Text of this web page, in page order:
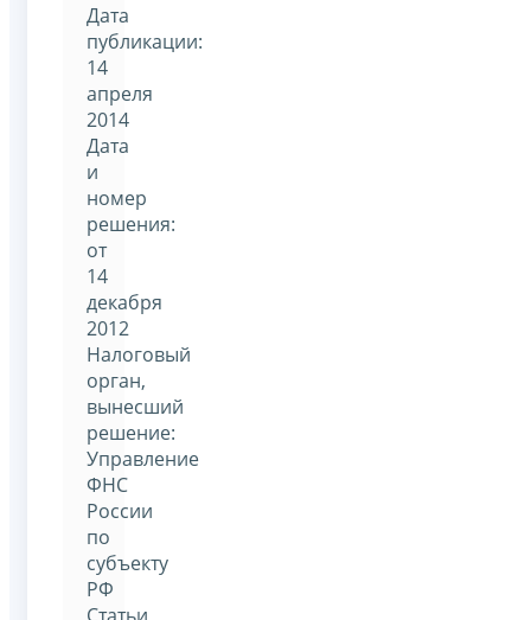
Дата
публикации:
14
апреля
2014
Дата
и
номер
решения:
от
14
декабря
2012
Налоговый
орган,
вынесший
решение:
Управление
ФНС
России
по
субъекту
РФ
Статьи